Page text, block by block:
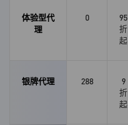
体验型代
理
0
95
折
起
银牌代理 288
9
折
起